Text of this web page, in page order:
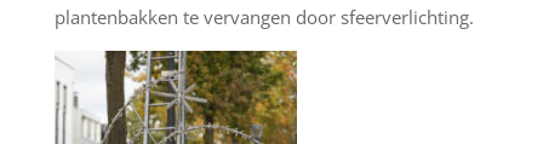
plantenbakken te vervangen door sfeerverlichting.